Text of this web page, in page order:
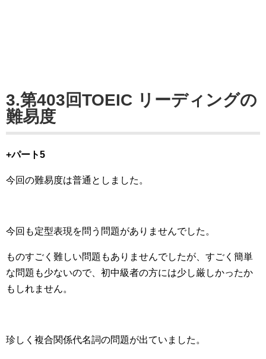
3.第403回TOEIC リーディングの
難易度
+パート5
今回の難易度は普通としました。
今回も定型表現を問う問題がありませんでした。
ものすごく難しい問題もありませんでしたが、すごく簡単
な問題も少ないので、初中級者の方には少し厳しかったか
もしれません。
珍しく複合関係代名詞の問題が出ていました。